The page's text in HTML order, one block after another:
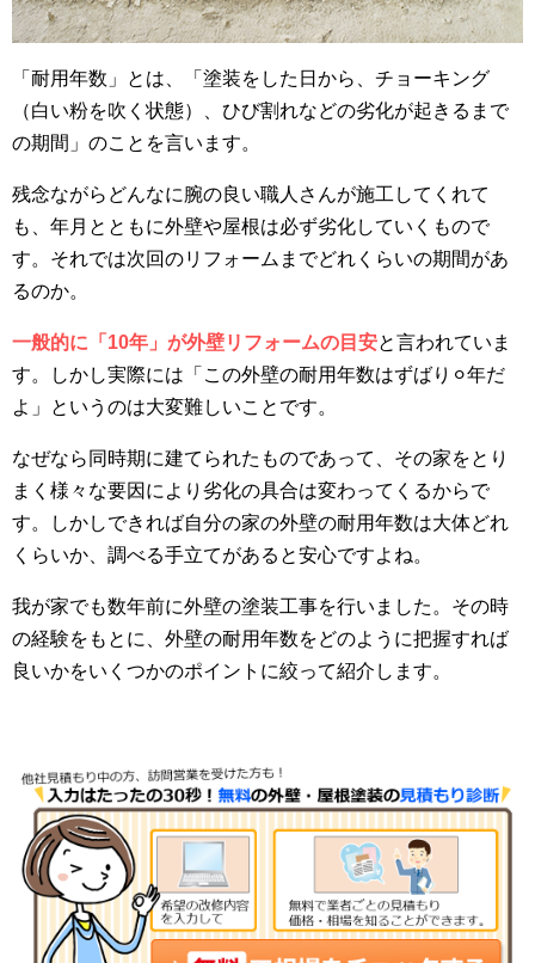
「耐用年数」とは、「塗装をした日から、チョーキング
（白い粉を吹く状態）、ひび割れなどの劣化が起きるまで
の期間」のことを言います。
残念ながらどんなに腕の良い職人さんが施工してくれて
も、年月とともに外壁や屋根は必ず劣化していくもので
す。それでは次回のリフォームまでどれくらいの期間があ
るのか。
一般的に「10年」が外壁リフォームの目安と言われていま
す。しかし実際には「この外壁の耐用年数はずばり⚪︎年だ
よ」というのは大変難しいことです。
なぜなら同時期に建てられたものであって、その家をとり
まく様々な要因により劣化の具合は変わってくるからで
す。しかしできれば自分の家の外壁の耐用年数は大体どれ
くらいか、調べる手立てがあると安心ですよね。
我が家でも数年前に外壁の塗装工事を行いました。その時
の経験をもとに、外壁の耐用年数をどのように把握すれば
良いかをいくつかのポイントに絞って紹介します。